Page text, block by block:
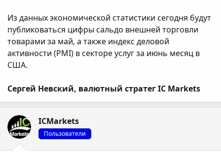
Из данных экономической статистики сегодня будут
публиковаться цифры сальдо внешней торговли
товарами за май, а также индекс деловой
активности (PMI) в секторе услуг за июнь месяц в
США.
Сергей Невский, валютный стратег IC Markets
ICMarkets
Пользователи